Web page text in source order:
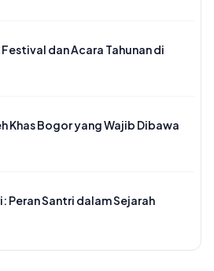
dan Acara Tahunan di
Khas Bogor yang Wajib Dibawa
Peran Santri dalam Sejarah